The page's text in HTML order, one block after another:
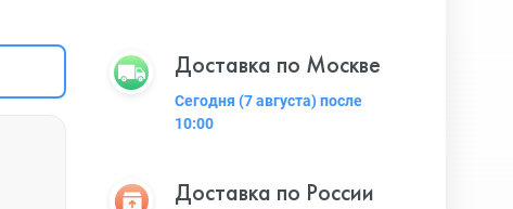
Доставка по Москве
Сегодня (7 августа) после
10:00
Доставка по России